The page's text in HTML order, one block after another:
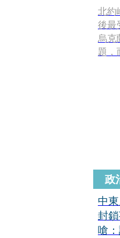
北約
後最
烏克
題，
實
理？
政
中
封
嗆